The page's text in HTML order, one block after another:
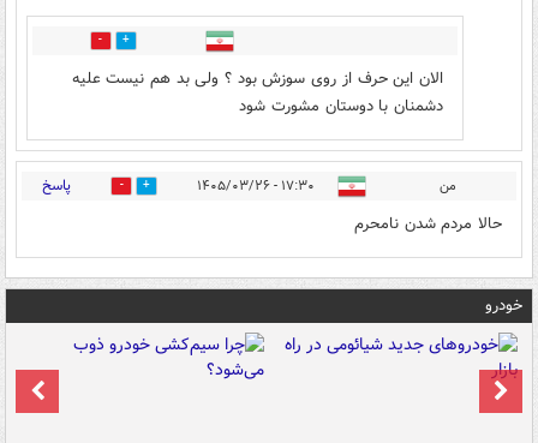
0
الان این حرف از روی سوزش بود ؟ ولی بد هم نیست علیه
دشمنان با دوستان مشورت شود
من ۱۷:۳۰ - ۱۴۰۵/۰۳/۲۶ 0 پاسخ
حالا مردم شدن نامحرم
خودرو